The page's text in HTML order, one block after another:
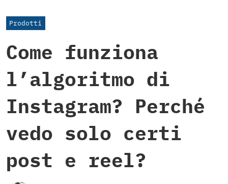
Prodotti
Come funziona
l’algoritmo di
Instagram? Perché
vedo solo certi
post e reel?